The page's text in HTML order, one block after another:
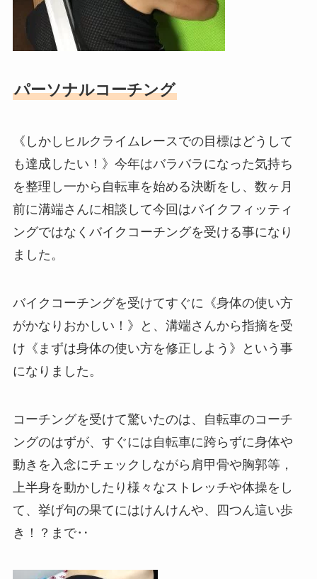
パーソナルコーチング
《しかしヒルクライムレースでの目標はどうして
も達成したい！》今年はバラバラになった気持ち
を整理し一から自転車を始める決断をし、数ヶ月
前に溝端さんに相談して今回はバイクフィッティ
ングではなくバイクコーチングを受ける事になり
ました。
バイクコーチングを受けてすぐに《身体の使い方
がかなりおかしい！》と、溝端さんから指摘を受
け《まずは身体の使い方を修正しよう》という事
になりました。
コーチングを受けて驚いたのは、自転車のコーチ
ングのはずが、すぐには自転車に跨らずに身体や
動きを入念にチェックしながら肩甲骨や胸郭等，
上半身を動かしたり様々なストレッチや体操をし
て、挙げ句の果てにはけんけんや、四つん這い歩
き！？まで‥